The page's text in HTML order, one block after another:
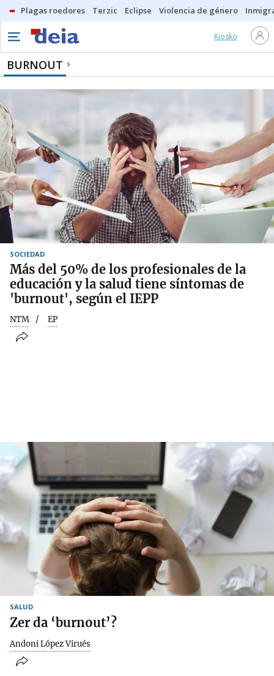
Plagas roedores Terzic Eclipse Violencia de género
Kiosko
BURNOUT
SOCIEDAD
Más del 50% de los profesionales de la
educación y la salud tiene síntomas de
'burnout', según el IEPP
NTM EP
SALUD
Zer da ‘burnout’?
Andoni López Virués